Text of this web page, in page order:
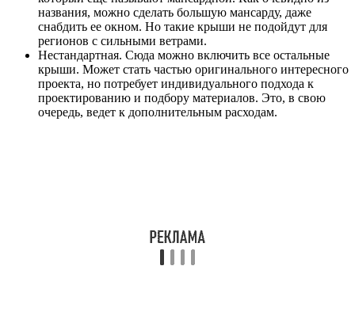
названия, можно сделать большую мансарду, даже
снабдить ее окном. Но такие крыши не подойдут для
регионов с сильными ветрами.
Нестандартная. Сюда можно включить все остальные
крыши. Может стать частью оригинального интересного
проекта, но потребует индивидуального подхода к
проектированию и подбору материалов. Это, в свою
очередь, ведет к дополнительным расходам.